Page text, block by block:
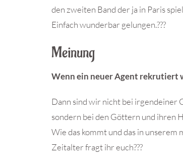
den zweiten Band der ja in Paris
Einfach wunderbar gelungen.???
Meinung
Wenn ein neuer Agent rekrutiert
Dann sind wir nicht bei irgendeiner
sondern bei den Göttern und ihren
Wie das kommt und das in unserem
Zeitalter fragt ihr euch???